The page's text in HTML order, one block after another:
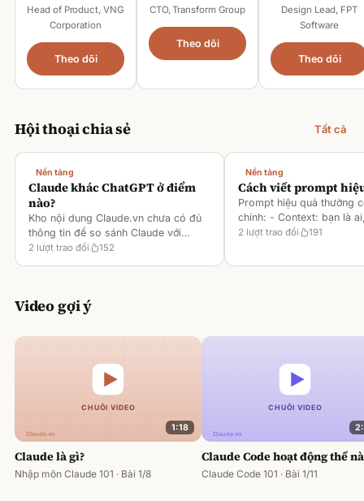
Head of Product, VNG
Corporation
Theo dõi
CTO, Transform Group
Theo dõi
Design Lead, FPT
Software
Theo dõi
Hội thoại chia sẻ Tất cả
Nền tảng
Claude khác ChatGPT ở điểm
nào?
Kho nội dung Claude.vn chưa có đủ
thông tin để so sánh Claude với
ChatGPT. Hiện chỉ có tài liệu về
2 lượt trao đổi 152
Nền tảng
Cách viết prompt
Prompt hiệu quả thường
chính: - Context: bạn là
gì [1][2][6] - Task: muốn
2 lượt trao đổi 191
Video gợi ý
1:18
Claude là gì?
Nhập môn Claude 101 · Bài 1/8
Claude Code hoạt động thế
Claude Code 101 · Bài 1/11